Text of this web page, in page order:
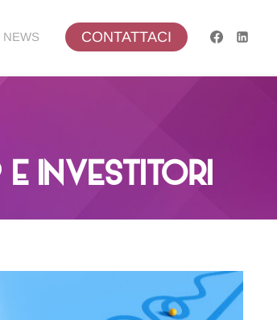
NEWS CONTATTACI
INVESTITORI